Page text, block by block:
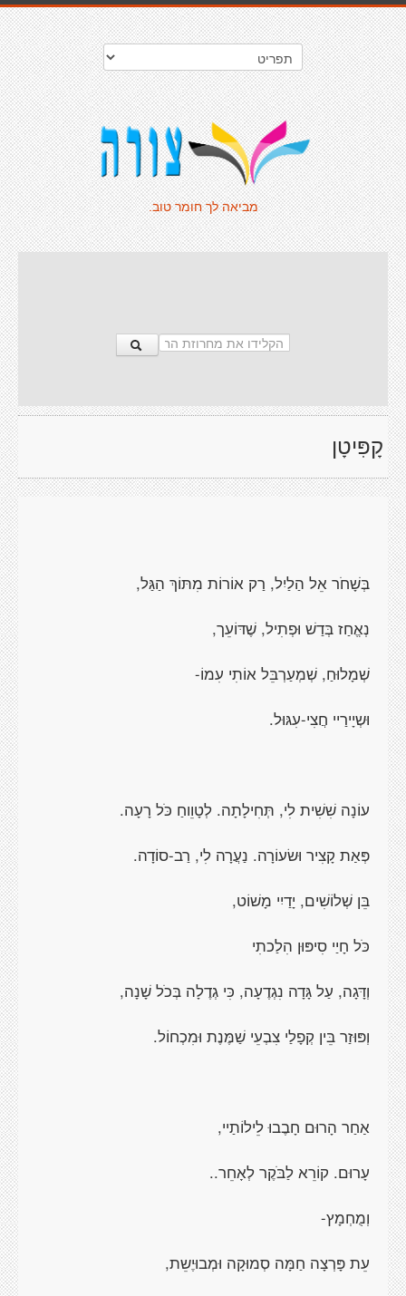
מביאה לך חומר טוב.
קָפִּיטָן
בְּשָׁחֹר אֵל הַלַיִל, רַק אוֹרוֹת מִתּוֹךְ הַגַּל,
נְאֱחַז בְּדַשׁ וּפְתִיל, שֶׁדּוֹעֵך,
שְׁמָלוּחַ, שְׁמְעַרְבֵּל אוֹתִי עִמוֹ-
וּשְיָירַיי חֲצִי-עִגּוּל.
עוֹנָה שִׁשִׁית לִי, תְּחִילָתָה. לְטָוֵוחַ כֹּל רָעָה.
פְּאַת קָצִיר וּשׂעוֹרָה. נַעֲרָה לִי, רַב-סוֹדָה.
בֵּן שְׁלוֹשִׁים, יָדַיִי מָשׁוֹט,
כֹּל חָיַי סִיפּוּן הִלַכתִי
וְדָּגָה, עַל גָּדָה נִגְדֶעָה, כִּי גְדֶלָה בְּכֹל שָׁנָה,
וְפּוּזַר בֵּין קְפָלַי צִבְעֵי שַׁמֶּנֶת וּמִכְחוֹל.
אַחַר הָרוּם חָבֶבוּ לֵילוֹתַיי,
עָרוּם. קוֹרֵא לַבֹּקֶר לְאָחֵר..
וְמֻחְמָץ-
עֵת פָּרְצָה חַמָּה סְמוּקָה וּמְבוּיֶשֵת,